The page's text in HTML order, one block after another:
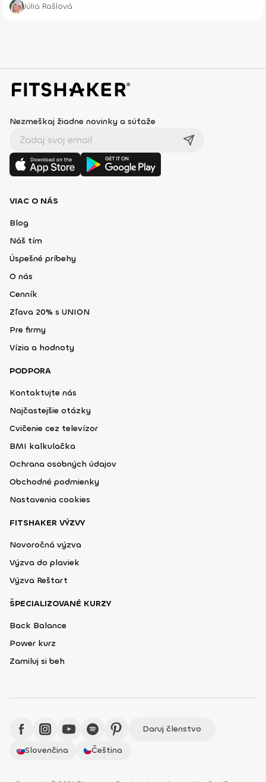
Júlia Rašlová
Nezmeškaj žiadne novinky a súťaže
VIAC O NÁS
Blog
Náš tím
Úspešné príbehy
O nás
Cenník
Zľava 20% s UNION
Pre firmy
Vízia a hodnoty
PODPORA
Kontaktujte nás
Najčastejšie otázky
Cvičenie cez televízor
BMI kalkulačka
Ochrana osobných údajov
Obchodné podmienky
Nastavenia cookies
FITSHAKER VÝZVY
Novoročná výzva
Výzva do plaviek
Výzva Reštart
ŠPECIALIZOVANÉ KURZY
Back Balance
Power kurz
Zamiluj si beh
Daruj členstvo
Slovenčina
Čeština